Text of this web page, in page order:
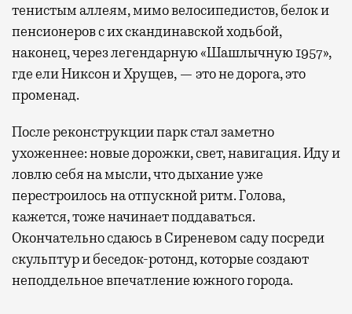
тенистым аллеям, мимо велосипедистов, белок и
пенсионеров с их скандинавской ходьбой,
наконец, через легендарную «Шашлычную 1957»,
где ели Никсон и Хрущев, — это не дорога, это
променад.
После реконструкции парк стал заметно
ухоженнее: новые дорожки, свет, навигация. Иду и
ловлю себя на мысли, что дыхание уже
перестроилось на отпускной ритм. Голова,
кажется, тоже начинает поддаваться.
Окончательно сдаюсь в Сиреневом саду посреди
скульптур и беседок-ротонд, которые создают
неподдельное впечатление южного города.